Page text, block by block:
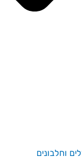
וחלבונים